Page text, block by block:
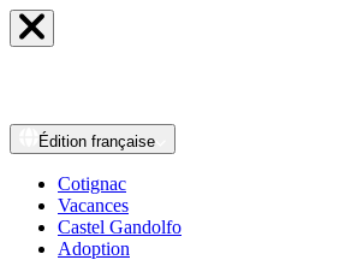
Édition française
Cotignac
Vacances
Castel Gandolfo
Adoption